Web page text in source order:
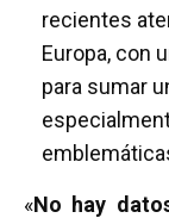
recientes
Europa, con
para sumar
«No hay